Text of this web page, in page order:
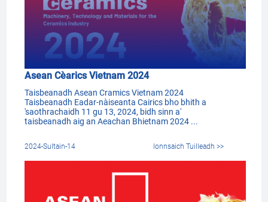
Asean Cèarics Vietnam 2024
Taisbeanadh Asean Cramics Vietnam 2024
Taisbeanadh Eadar-nàiseanta Cairics bho bhith a
'saothrachaidh 11 gu 13, 2024, bidh sinn a'
taisbeanadh aig an Aeachan Bhietnam 2024 ...
2024-Sultain-14 Ionnsaich Tuilleadh >>